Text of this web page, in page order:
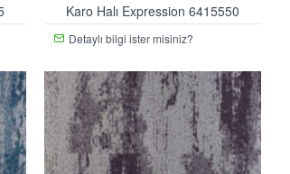
Karo Halı Expression 6415550
Detaylı bilgi ister misiniz?